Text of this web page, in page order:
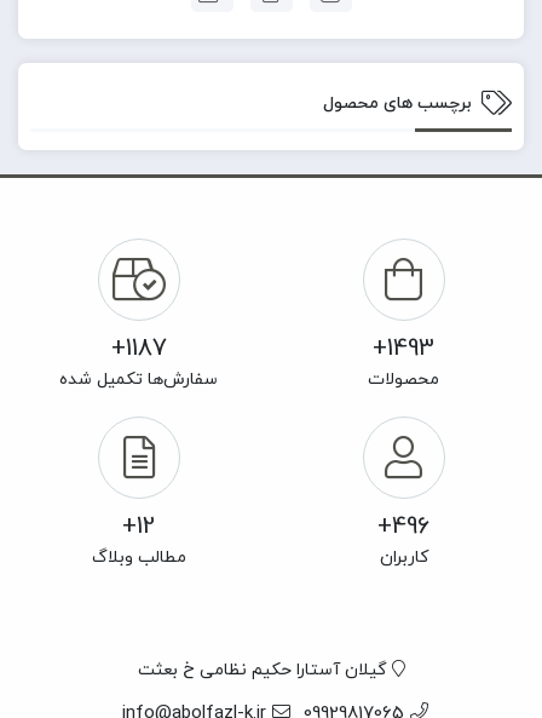
برچسب های محصول
1493+
محصولات
1187+
سفارش‌ها تکمیل شده
496+
کاربران
12+
مطالب وبلاگ
گیلان آستارا حکیم نظامی خ بعثت